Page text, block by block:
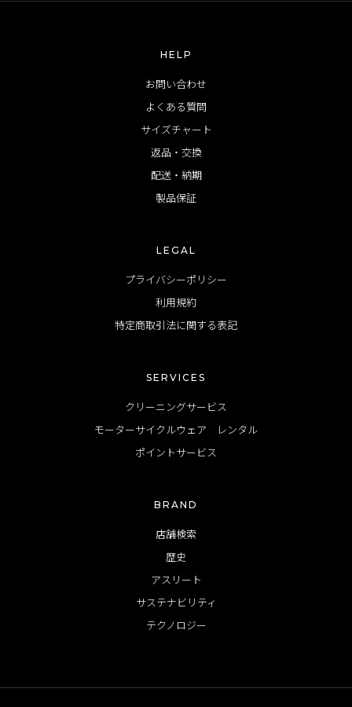
HELP
お問い合わせ
よくある質問
サイズチャート
返品・交換
配送・納期
製品保証
LEGAL
プライバシーポリシー
利用規約
特定商取引法に関する表記
SERVICES
クリーニングサービス
モーターサイクルウェア レンタル
ポイントサービス
BRAND
店舗検索
歴史
アスリート
サステナビリティ
テクノロジー